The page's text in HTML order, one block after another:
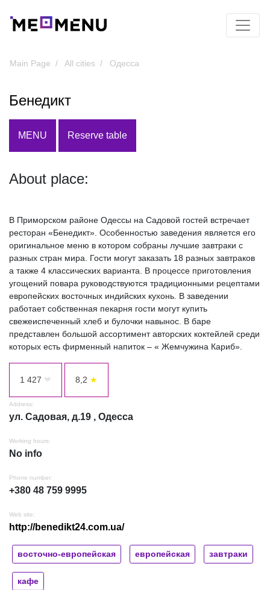
Main Page All cities Одесса
Бенедикт
MENU Reserve table
About place:
В Приморском районе Одессы на Садовой гостей встречает
ресторан «Бенедикт». Особенностью заведения является его
оригинальное меню в котором собраны лучшие завтраки с
разных стран мира. Гости могут заказать 18 разных завтраков
а также 4 классических варианта. В процессе приготовления
угощений повара руководствуются традиционными рецептами
европейских восточных индийских кухонь. В заведении
работает собственная пекарня гости могут купить
свежеиспеченный хлеб и булочки навынос. В баре
представлен большой ассортимент авторских коктейлей среди
которых есть фирменный напиток – « Жемчужина Кариб».
1 427 ❤ 8,2 ★
Address:
ул. Садовая, д.19 , Одесса
Working hours:
No info
Phone number:
+380 48 759 9995
Web site:
http://benedikt24.com.ua/
восточно-европейская европейская завтраки
кафе